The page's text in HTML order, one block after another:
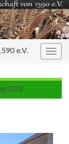
e.V.
2018